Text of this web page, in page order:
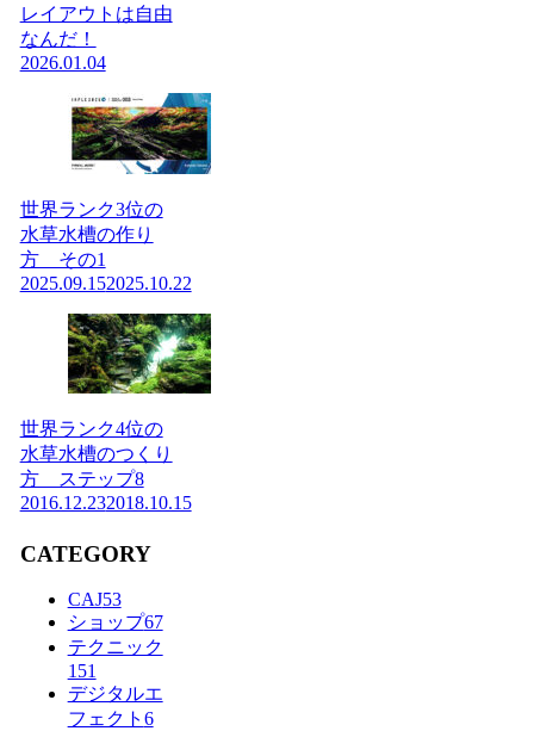
レイアウトは自由
なんだ！
2026.01.04
世界ランク3位の
水草水槽の作り
方 その1
2025.09.152025.10.22
世界ランク4位の
水草水槽のつくり
方 ステップ8
2016.12.232018.10.15
CATEGORY
CAJ53
ショップ67
テクニック
151
デジタルエ
フェクト 6